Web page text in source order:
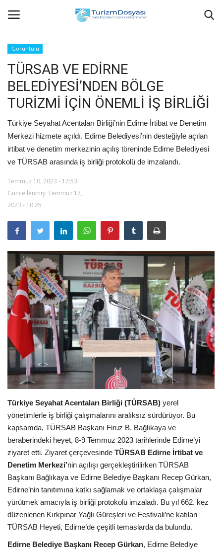
Anasayfa
Bize Ulaşın
Künye
Halil ÖNCÜ kimdir?
KVKK Aydınlatma Metni
Haberler
Görüntülü
Lezzet Durakları
Röportajlar
Gezi - Yorum
Sizlerden Gelenler
Yorumlar
Köşe Yazarları
Galeri
Görüntülü
TÜRSAB VE EDİRNE
BELEDİYESİ’NDEN BÖLGE
TURİZMİ İÇİN ÖNEMLİ İŞ BİRLİĞİ
Türkiye Seyahat Acentaları Birliği’nin Edirne İrtibat ve Denetim
Merkezi hizmete açıldı. Edirne Belediyesi’nin desteğiyle açılan
irtibat ve denetim merkezinin açılış töreninde Edirne Belediyesi
ve TÜRSAB arasında iş birliği protokolü de imzalandı.
Temmuz 10, 2023 - 17:53
Güncellenmiş: Temmuz 17,
2023 - 10:25
Türkiye Seyahat Acentaları Birliği (TÜRSAB) yerel
yönetimlerle iş birliği çalışmalarını aralıksız sürdürüyor. Bu
kapsamda, TÜRSAB Başkanı Firuz B. Bağlıkaya ve
beraberindeki heyet, 8-9 Temmuz 2023 tarihlerinde Edirne’yi
ziyaret etti. Ziyaret çerçevesinde TÜRSAB Edirne İrtibat ve
Denetim Merkezi’nin açılışı gerçekleştirilirken TÜRSAB
Başkanı Bağlıkaya ve Edirne Belediye Başkanı Recep Gürkan,
Edirne’nin tanıtımına katkı sağlamak ve ortaklaşa çalışmalar
yürütmek amacıyla iş birliği protokolü imzaladı. Bu yıl 662. kez
düzenlenen Kırkpınar Yağlı Güreşleri ve Festivali’ne katılan
TÜRSAB Heyeti, Edirne’de çeşitli temaslarda da bulundu.
Edirne Belediye Başkanı Recep Gürkan, Edirne Belediye